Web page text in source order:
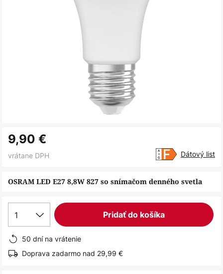
na
začiatok
obrázkov
OSRAM LED E27 8,8W 827 so snímačom denného svetla
9,90 €
vrátane DPH Dátový list
1 Pridať do košíka
50 dní na vrátenie
Doprava zadarmo nad 29,99 €